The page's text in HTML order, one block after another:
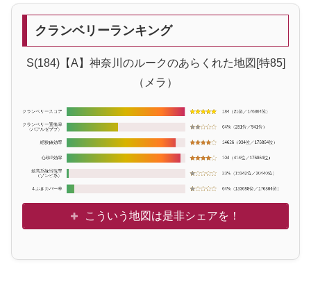
クランベリーランキング
S(184)【A】神奈川のルークのあらくれた地図[特85]
（メラ）
こういう地図は是非シェアを！